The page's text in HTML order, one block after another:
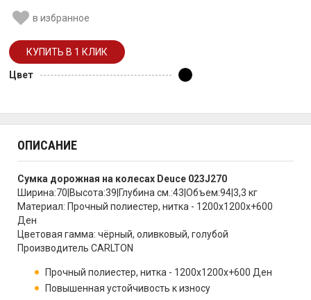
в избранное
Цвет
ОПИСАНИЕ
Сумка дорожная на колесах Deuce 023J270
Ширина:70|Высота:39|Глубина см.:43|Объем:94|3,3 кг
Материал: Прочный полиестер, нитка - 1200х1200х+600
Ден
Цветовая гамма: чёрный, оливковый, голубой
Производитель CARLTON
Прочный полиестер, нитка - 1200х1200х+600 Ден
Повышенная устойчивость к износу